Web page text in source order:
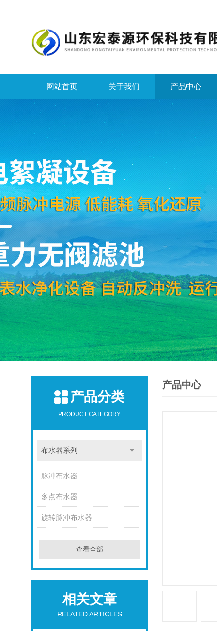
网站首页 关于我们 产品中心
产品分类
PRODUCT CATEGORY
布水器系列
脉冲布水器
多点布水器
旋转脉冲布水器
查看全部
相关文章
RELATED ARTICLES
产品中心